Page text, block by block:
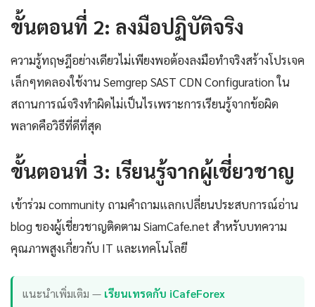
ขั้นตอนที่ 2: ลงมือปฏิบัติจริง
ความรู้ทฤษฎีอย่างเดียวไม่เพียงพอต้องลงมือทำจริงสร้างโปรเจค
เล็กๆทดลองใช้งาน Semgrep SAST CDN Configuration ใน
สถานการณ์จริงทำผิดไม่เป็นไรเพราะการเรียนรู้จากข้อผิด
พลาดคือวิธีที่ดีที่สุด
ขั้นตอนที่ 3: เรียนรู้จากผู้เชี่ยวชาญ
เข้าร่วม community ถามคำถามแลกเปลี่ยนประสบการณ์อ่าน
blog ของผู้เชี่ยวชาญติดตาม SiamCafe.net สำหรับบทความ
คุณภาพสูงเกี่ยวกับ IT และเทคโนโลยี
แนะนำเพิ่มเติม — เรียนเทรดกับ iCafeForex